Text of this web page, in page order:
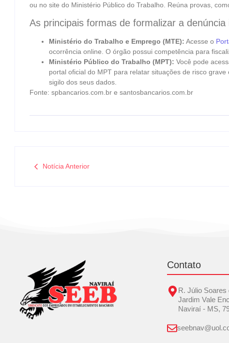
ou no site do Ministério Público do Trabalho. Reúna provas,
As principais formas de formalizar a denúncia
Ministério do Trabalho e Emprego (MTE): Acesse o
ocorrência online. O órgão possui competência para
Ministério Público do Trabalho (MPT): Você pode
portal oficial do MPT para relatar situações de risco
sigilo dos seus dados.
Fonte: spbancarios.com.br e santosbancarios.com.br
Notícia Anterior
Contato
R. Júlio Soares
Jardim Vale
Naviraí - MS,